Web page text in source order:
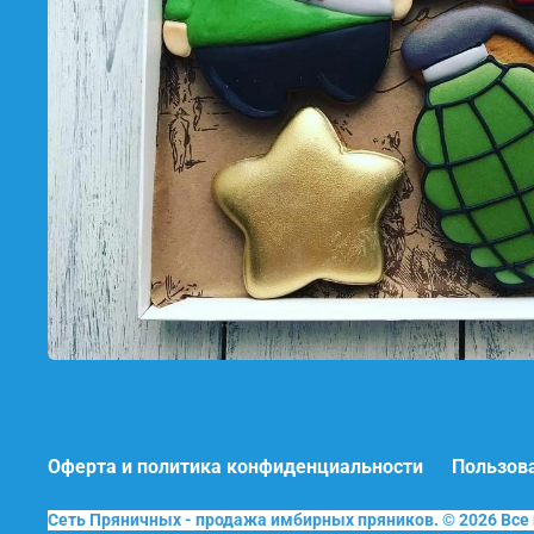
Оферта и политика конфиденциальности
Сеть Пряничных - продажа имбирных пряников. © 2026